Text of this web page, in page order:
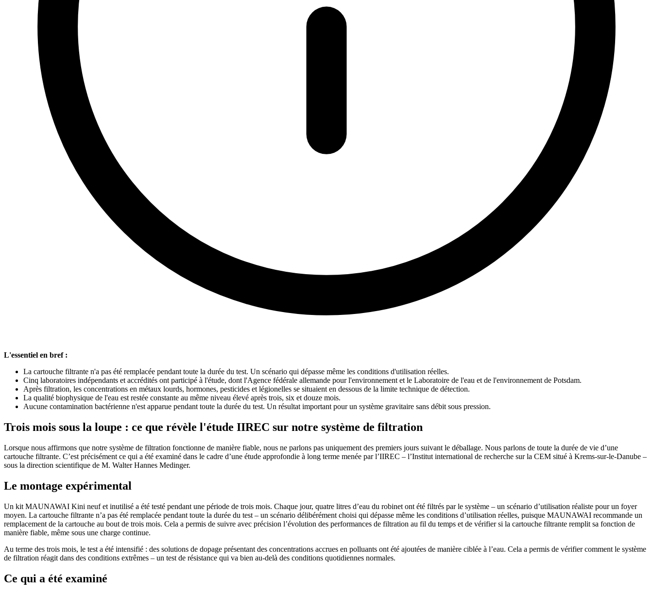
L'essentiel en bref :
La cartouche filtrante n'a pas été remplacée pendant toute la durée du test. Un scénario qui dépasse même les conditions d'utilisation réelles.
Cinq laboratoires indépendants et accrédités ont participé à l'étude, dont l'Agence fédérale allemande pour l'environnement et le Laboratoire de l'eau et de l'environnement de Potsdam.
Après filtration, les concentrations en métaux lourds, hormones, pesticides et légionelles se situaient en dessous de la limite technique de détection.
La qualité biophysique de l'eau est restée constante au même niveau élevé après trois, six et douze mois.
Aucune contamination bactérienne n'est apparue pendant toute la durée du test. Un résultat important pour un système gravitaire sans débit sous pression.
Trois mois sous la loupe : ce que révèle l'étude IIREC sur notre système de filtration
Lorsque nous affirmons que notre système de filtration fonctionne de manière fiable, nous ne parlons pas uniquement des premiers jours suivant le déballage. Nous parlons de toute la durée de vie d’une
cartouche filtrante. C’est précisément ce qui a été examiné dans le cadre d’une étude approfondie à long terme menée par l’IIREC – l’Institut international de recherche sur la CEM situé à Krems-sur-le-Danube –
sous la direction scientifique de M. Walter Hannes Medinger.
Le montage expérimental
Un kit MAUNAWAI Kini neuf et inutilisé a été testé pendant une période de trois mois. Chaque jour, quatre litres d’eau du robinet ont été filtrés par le système – un scénario d’utilisation réaliste pour un foyer
moyen. La cartouche filtrante n’a pas été remplacée pendant toute la durée du test – un scénario délibérément choisi qui dépasse même les conditions d’utilisation réelles, puisque MAUNAWAI recommande un
remplacement de la cartouche au bout de trois mois. Cela a permis de suivre avec précision l’évolution des performances de filtration au fil du temps et de vérifier si la cartouche filtrante remplit sa fonction de
manière fiable, même sous une charge continue.
Au terme des trois mois, le test a été intensifié : des solutions de dopage présentant des concentrations accrues en polluants ont été ajoutées de manière ciblée à l’eau. Cela a permis de vérifier comment le système
de filtration réagit dans des conditions extrêmes – un test de résistance qui va bien au-delà des conditions quotidiennes normales.
Ce qui a été examiné